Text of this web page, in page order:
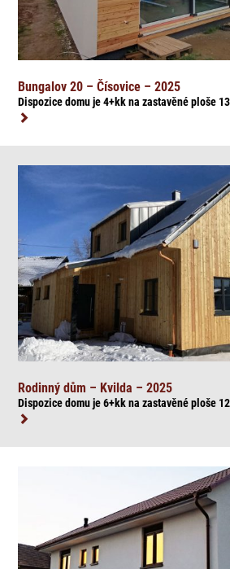
Bungalov 20 – Čísovice – 2025
Dispozice domu je 4+kk na zastavěné ploše
Rodinný dům – Kvilda – 2025
Dispozice domu je 6+kk na zastavěné ploše